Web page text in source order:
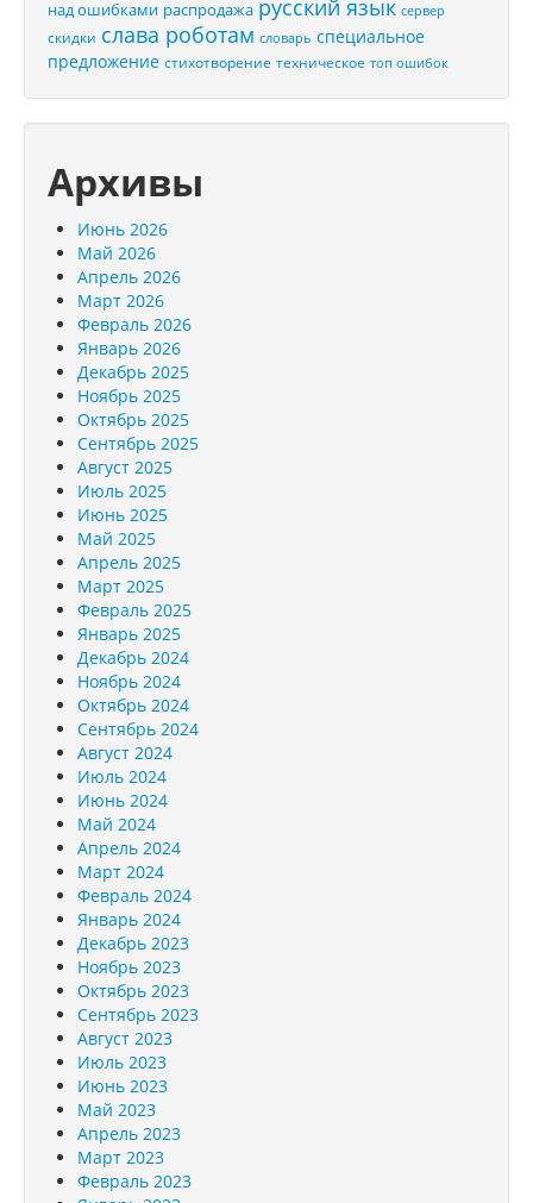
над ошибками распродажа русский язык сервер
скидки слава роботам словарь специальное
предложение стихотворение техническое топ ошибок
Архивы
Июнь 2026
Май 2026
Апрель 2026
Март 2026
Февраль 2026
Январь 2026
Декабрь 2025
Ноябрь 2025
Октябрь 2025
Сентябрь 2025
Август 2025
Июль 2025
Июнь 2025
Май 2025
Апрель 2025
Март 2025
Февраль 2025
Январь 2025
Декабрь 2024
Ноябрь 2024
Октябрь 2024
Сентябрь 2024
Август 2024
Июль 2024
Июнь 2024
Май 2024
Апрель 2024
Март 2024
Февраль 2024
Январь 2024
Декабрь 2023
Ноябрь 2023
Октябрь 2023
Сентябрь 2023
Август 2023
Июль 2023
Июнь 2023
Май 2023
Апрель 2023
Март 2023
Февраль 2023